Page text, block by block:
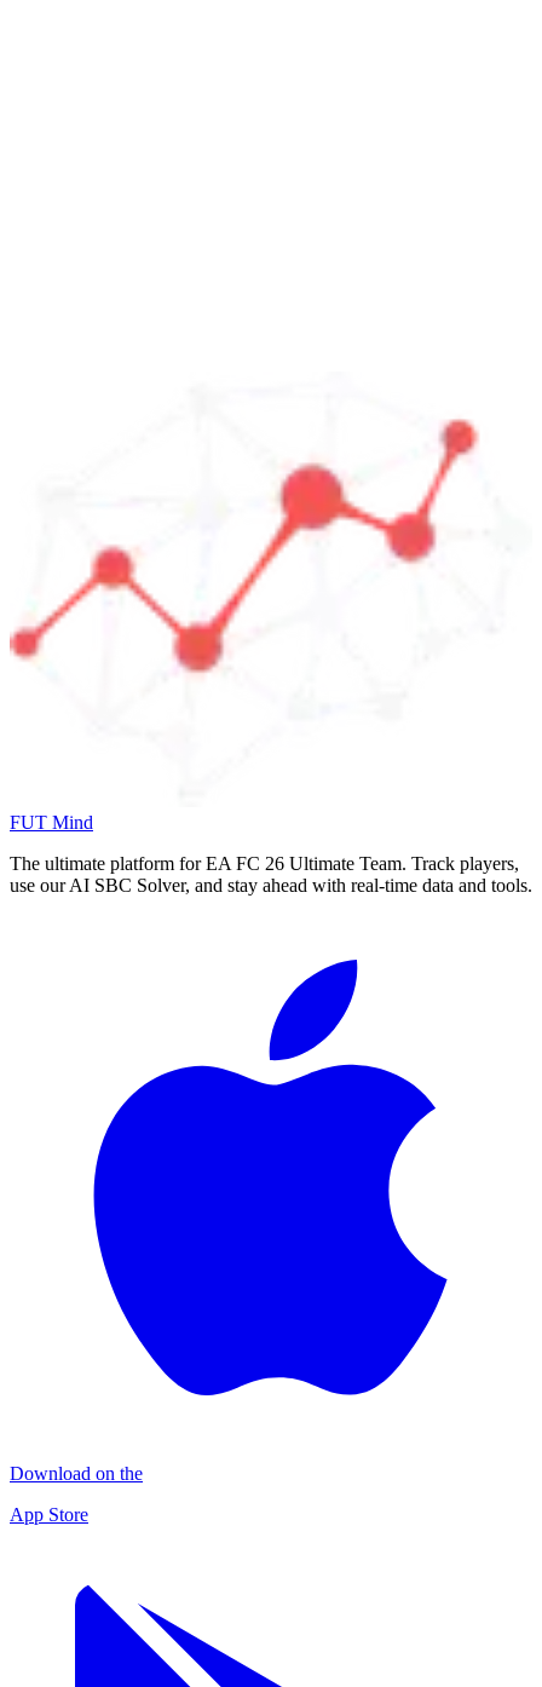
FUT Mind
The ultimate platform for EA FC 26 Ultimate Team. Track players,
use our AI SBC Solver, and stay ahead with real-time data and tools.
Download on the
App Store